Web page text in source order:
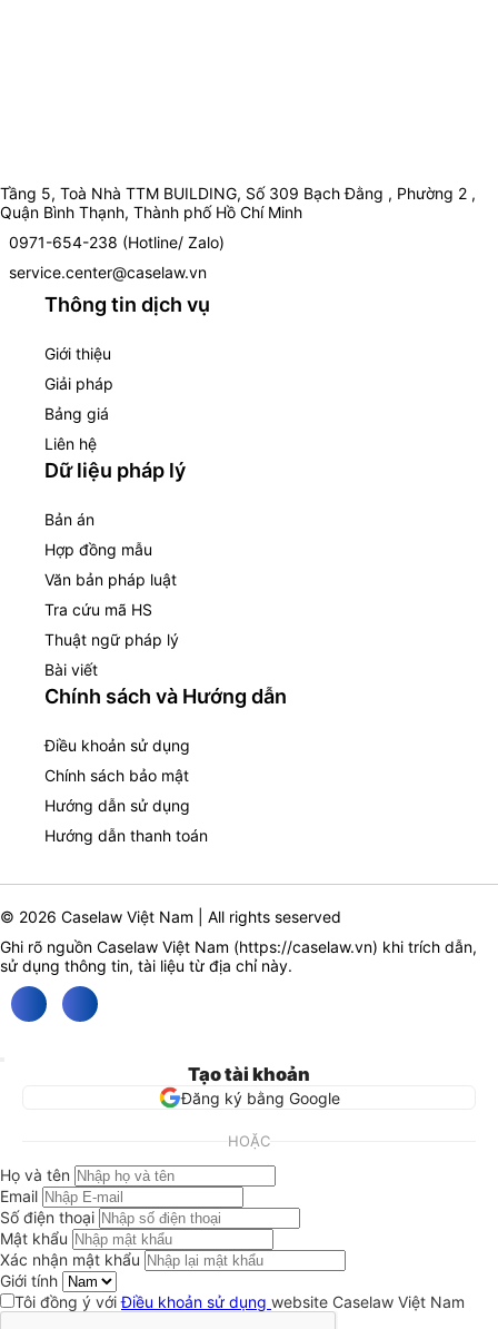
Tầng 5, Toà Nhà TTM BUILDING, Số 309 Bạch Đằng , Phường 2 ,
Quận Bình Thạnh, Thành phố Hồ Chí Minh
0971-654-238 (Hotline/ Zalo)
service.center@caselaw.vn
Thông tin dịch vụ
Giới thiệu
Giải pháp
Bảng giá
Liên hệ
Dữ liệu pháp lý
Bản án
Hợp đồng mẫu
Văn bản pháp luật
Tra cứu mã HS
Thuật ngữ pháp lý
Bài viết
Chính sách và Hướng dẫn
Điều khoản sử dụng
Chính sách bảo mật
Hướng dẫn sử dụng
Hướng dẫn thanh toán
© 2026 Caselaw Việt Nam | All rights seserved
Ghi rõ nguồn Caselaw Việt Nam (https://caselaw.vn) khi trích dẫn,
sử dụng thông tin, tài liệu từ địa chỉ này.
Tạo tài khoản
Đăng ký bằng Google
HOẶC
Họ và tên
Email
Số điện thoại
Mật khẩu
Xác nhận mật khẩu
Giới tính
Tôi đồng ý vớiĐiều khoản sử dụng website Caselaw Việt Nam